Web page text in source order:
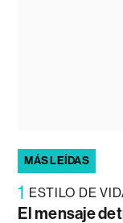
MÁS LEÍDAS
1 ESTILO DE
El mensaje